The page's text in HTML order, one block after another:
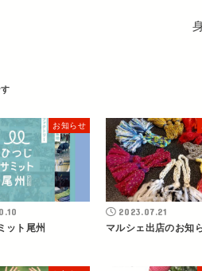
お知らせ
ット尾州
2023.07.21
マルシェ出店のお知